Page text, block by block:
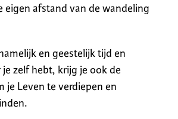
eigen afstand van de wandeling
en geestelijk tijd en
zelf hebt, krijg je ook de
je Leven te verdiepen en